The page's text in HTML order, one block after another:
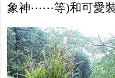
象神⋯⋯等)和可愛裝